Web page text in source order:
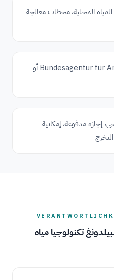
المحلية، محطات معالجة
التقدم: عبر موقع Bundesagentur für Arbeit أو
إجازة مدفوعة، إمكانية
تكنولوجيا مياه